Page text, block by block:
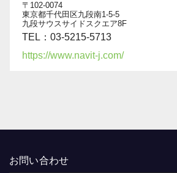
〒102-0074
東京都千代田区九段南1-5-5
九段サウスサイドスクエア8F
TEL：03-5215-5713
https://www.navit-j.com/
お問い合わせ